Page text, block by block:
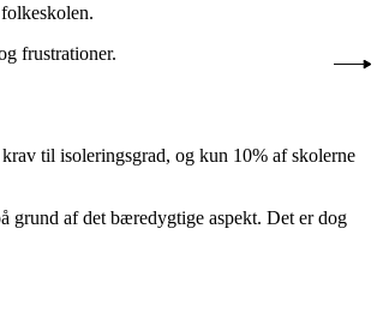
frustrationer.
til isoleringsgrad, og kun 10% af skolerne
grund af det bæredygtige aspekt. Det er dog